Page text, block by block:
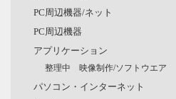
PC周辺機器/ネット
PC周辺機器
アプリケーション
整理中 映像制作/ソフトウエア
パソコン・インターネット